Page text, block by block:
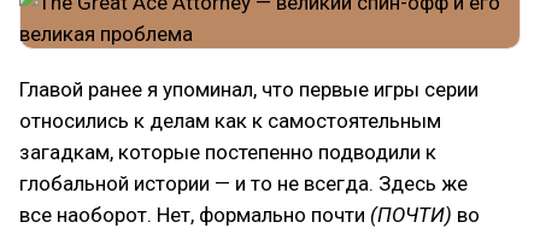
Главой ранее я упоминал, что первые игры серии
относились к делам как к самостоятельным
загадкам, которые постепенно подводили к
глобальной истории — и то не всегда. Здесь же
все наоборот. Нет, формально почти (ПОЧТИ) во